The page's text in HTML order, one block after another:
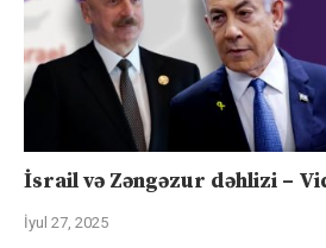
İsrail və Zəngəzur dəhlizi –
İyul 27, 2025